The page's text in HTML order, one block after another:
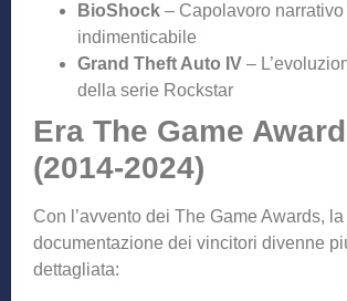
BioShock – Capolavoro
indimenticabile
Grand Theft Auto IV –
della serie Rockstar
Era The Game
(2014-2024)
Con l’avvento dei The Game Awards, la
documentazione dei vincitori divenne
dettagliata: